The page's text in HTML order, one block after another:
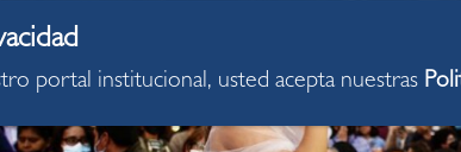
portal institucional, usted acepta nuestras